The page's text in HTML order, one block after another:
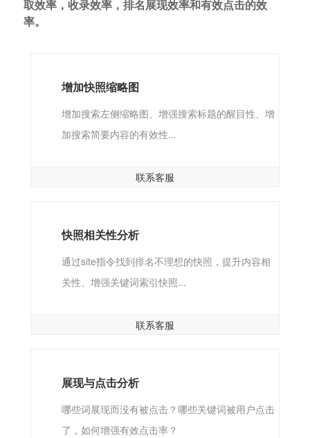
取效率，收录效率，排名展现效率和有效点击的效
率。
增加快照缩略图
增加搜索左侧缩略图、增强搜索标题的醒目性、增
加搜索简要内容的有效性...
联系客服
快照相关性分析
通过site指令找到排名不理想的快照，提升内容相
关性、增强关键词索引快照...
联系客服
展现与点击分析
哪些词展现而没有被点击？哪些关键词被用户点击
了，如何增强有效点击率？